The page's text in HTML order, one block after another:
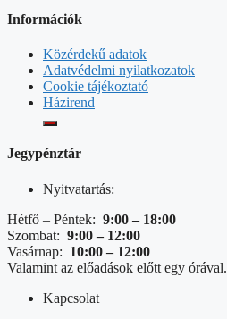
Információk
Közérdekű adatok
Adatvédelmi nyilatkozatok
Cookie tájékoztató
Házirend
Jegypénztár
Nyitvatartás:
Hétfő – Péntek: 9:00 – 18:00
Szombat: 9:00 – 12:00
Vasárnap: 10:00 – 12:00
Valamint az előadások előtt egy órával.
Kapcsolat